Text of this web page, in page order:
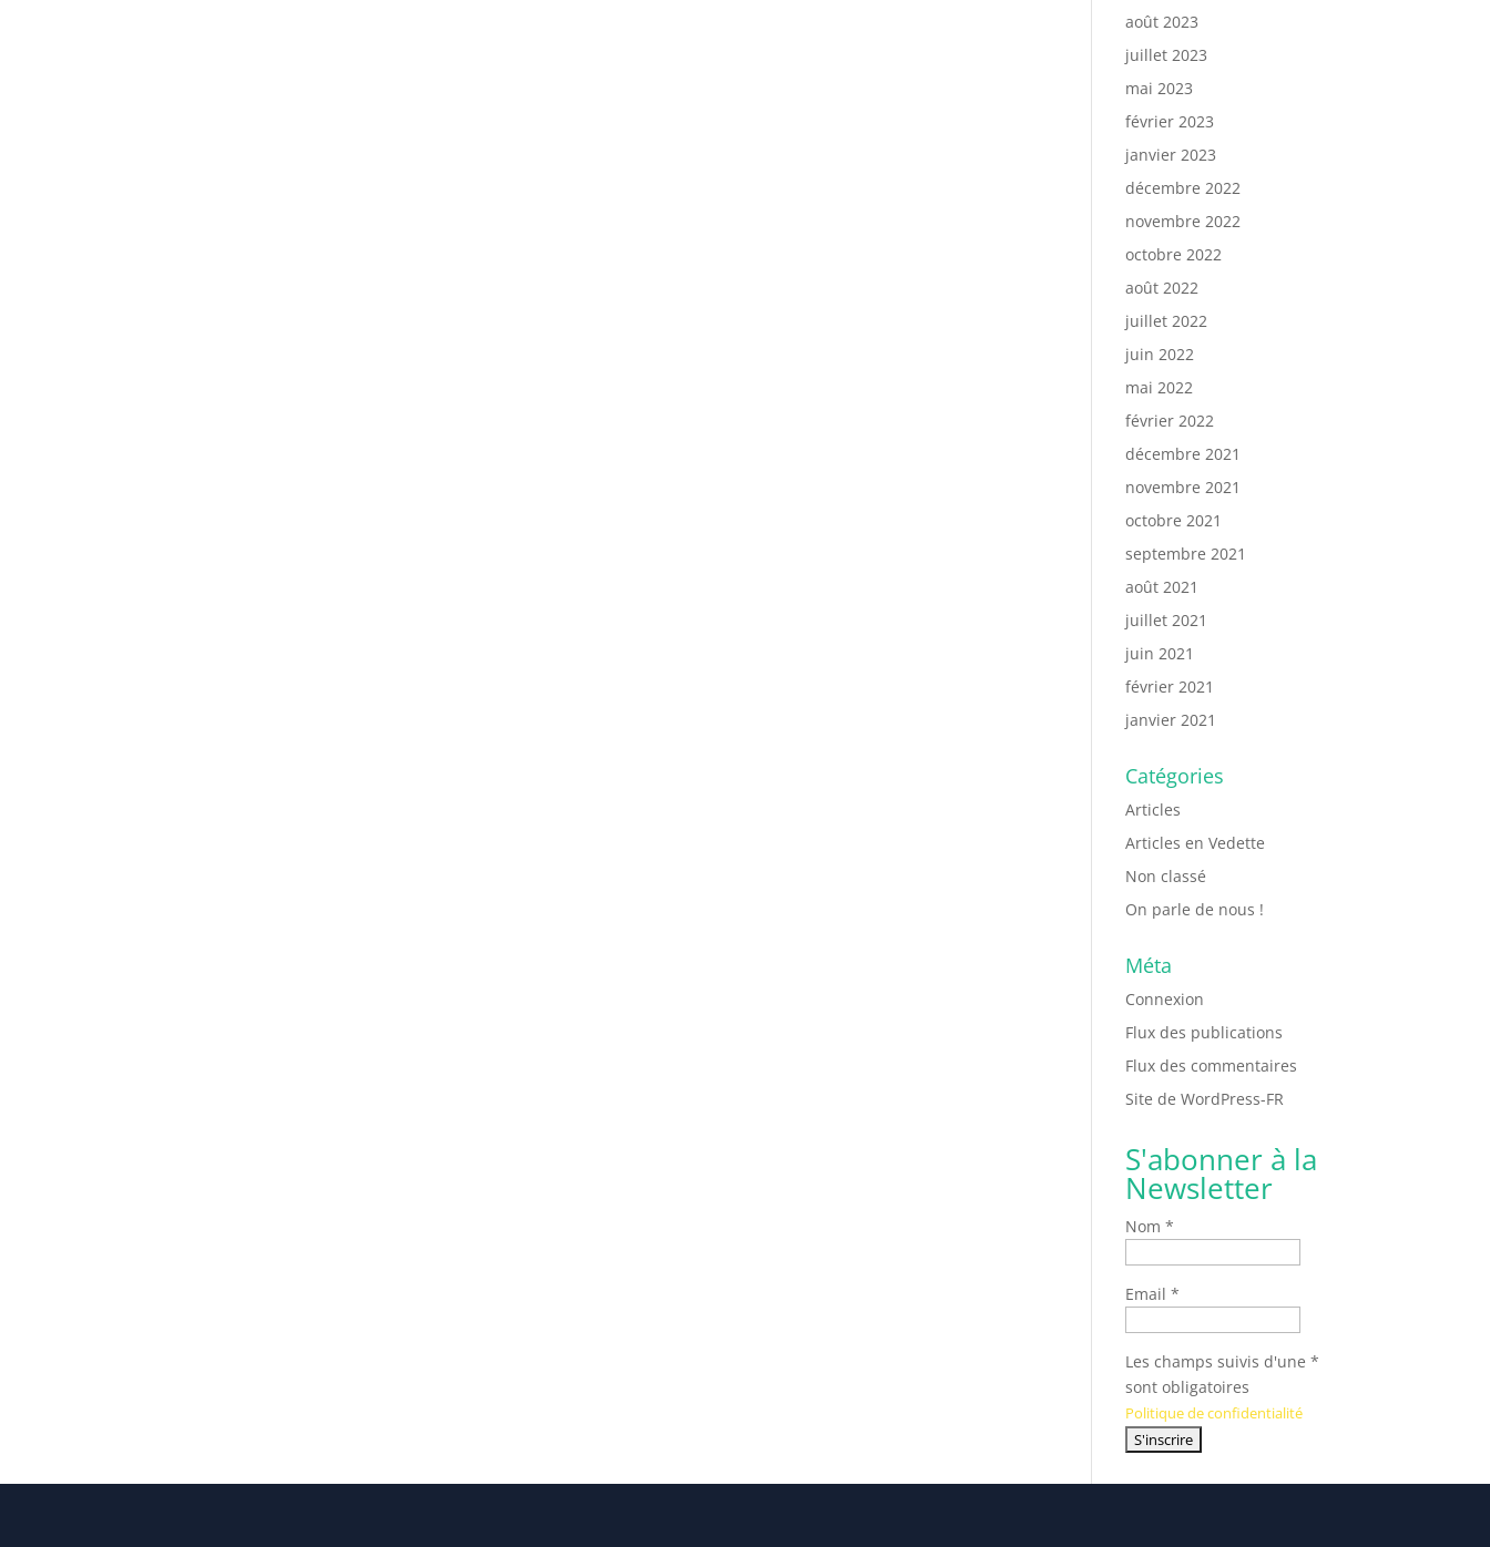
août 2023
juillet 2023
mai 2023
février 2023
janvier 2023
décembre 2022
novembre 2022
octobre 2022
août 2022
juillet 2022
juin 2022
mai 2022
février 2022
décembre 2021
novembre 2021
octobre 2021
septembre 2021
août 2021
juillet 2021
juin 2021
février 2021
janvier 2021
Catégories
Articles
Articles en Vedette
Non classé
On parle de nous !
Méta
Connexion
Flux des publications
Flux des commentaires
Site de WordPress-FR
S'abonner à la
Newsletter
Nom *
Email *
Les champs suivis d'une *
sont obligatoires
Politique de confidentialité